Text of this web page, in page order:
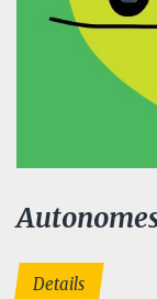
Details